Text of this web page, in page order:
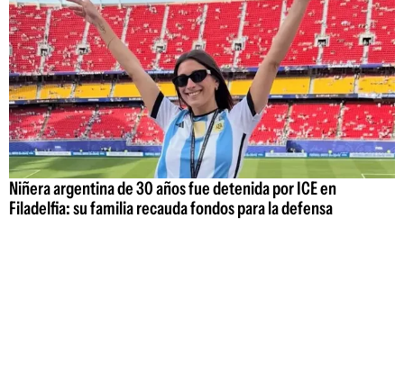
Niñera argentina de 30 años fue detenida por ICE en
Filadelfia: su familia recauda fondos para la defensa